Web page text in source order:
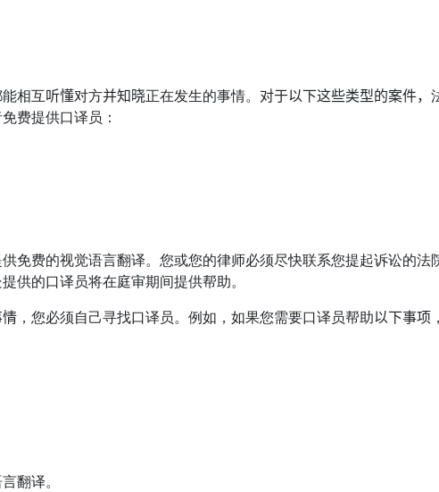
相互听懂对方并知晓正在发生的事情。 对于以下这些类型的案件，
费提供口译员：
免费的视觉语言翻译。您或您的律师必须尽快联系您提起诉讼的法
供的口译员将在庭审期间提供帮助。
，您必须自己寻找口译员。例如，如果您需要口译员帮助以下事项
翻译。